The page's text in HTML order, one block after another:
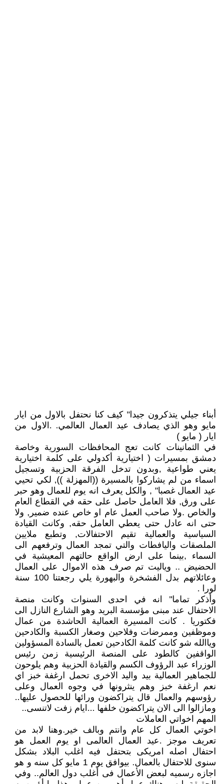
أبناء جيلي يتذكرون جيدا" كيف كنا نحتفل بالاول من ايار
مايو وهو الذي يصادف عيد العمال العالمي. .الاول من
ايار ( مايو )
في الثمانينات كانت تعج المحافظات السورية وخاصة
دمشق بمسيرات ( اختيارية أكدولي على كلمة اختيارية
يعني طواعية ,وبدون تدخل الفرقة الحزبية وتسجيل
اسماء من لم يشاركوا بالمسيرة ((المهزلة )), لكي تحيي
عيد العمال غصبا" , والكل يعرف انه يوم للعمال وهو حبر
على ورق, فلا العامل حاصل على حقه في القطاع العام
والخاص .ولا صاحب العمل عام او خاص عنده ضمير, ولا
حتى انه عادل حتى يعطي العامل حقه, وكانت القيادة
السياسية والعمالية تقيم الاحتفالات, وتطبع ملايين
الملصقات واليافطات والتي تمجد العمال وترفعهم الى
السماء ,بينما على ارض الواقع حالتهم المعيشية في
الحضيض .. وياليت تم صرف هذه الاموال على العمال
وعائلاتهم بدل الفشخرة والبهورة يلي رجعتنا 100 سنة
لورا .
وأذكر تماما" انه في احدى السنوات وكانت منصة
الاحتفال عند مبنى مؤسسة البريد وهو الشارع النازل الى
فكتوريا . كانت المسيرة العمالية الحاشدة من عمال
وموظفين وممرضات وفلاحين وصغار الكسبة والكادحين
وياالله شو كانت كلمة الكادحين تعمل بالسادة المسؤولين
الواقفين كالطود على المنصة الرئيسية زمن رئيس
الوزراء عبد الرؤوف الكسم والقيادة الحزبية وهم يلوحون
للجماهير العمالية بيد واليد الاخرى تحمل ارغفة خبز اي
نعم ارغفة خبز وهم ينثرونها في وجوه العمال وعلى
رؤوسهم والعمال قال يتراكضون ورائها للحصول عليها..
ومازالوا الى الان يتراكضون خلفها ...ايام زفت لاتنسى..
المهم اخواتي العاملات
اخوتي العمال كل عام وانتم وبالف خير.وهنا لابد من
تعريف موجز .عيد العمال العالمى او يوم العمل هو
احتفال اصله امريكى بتحتفل فيه اغلب البلاد بشكل
سنوى للاحتفال بالعمال. بيوافق يوم 1 مايو كل سنه و هو
اجازه رسميه لبعض الأعمال فى أغلب دول العالم.. وفي